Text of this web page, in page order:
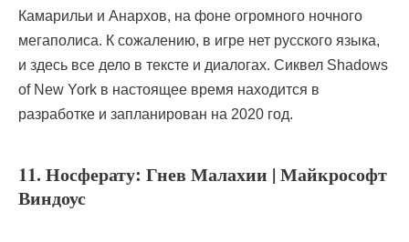
Камарильи и Анархов, на фоне огромного ночного
мегаполиса. К сожалению, в игре нет русского языка,
и здесь все дело в тексте и диалогах. Сиквел Shadows
of New York в настоящее время находится в
разработке и запланирован на 2020 год.
11. Носферату: Гнев Малахии | Майкрософт
Виндоус